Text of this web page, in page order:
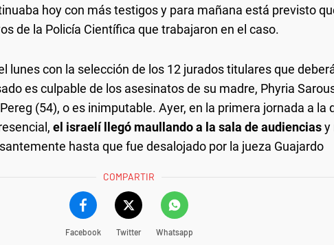
hoy con más testigos y para mañana está previsto
de la Policía Científica que trabajaron en el caso.
lunes con la selección de los 12 jurados titulares que
es culpable de los asesinatos de su madre, Phyria
(54), o es inimputable. Ayer, en la primera jornada a la
el israelí llegó maullando a la sala de audienciasy
hasta que fue desalojado por la jueza Guajardo
COMPARTIR
Facebook Twitter Whatsapp